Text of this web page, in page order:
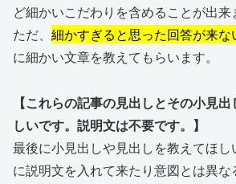
ど細かいこだわりを含めることが出来
ただ、 細かすぎると思った回答が来な
に細かい文章を教えてもらいます。
【これらの記事の見出しとその小見
しいです。説明文は不要です。】
最後に小見出しや見出しを教えてほし
に説明文を入れて来たり意図とは異